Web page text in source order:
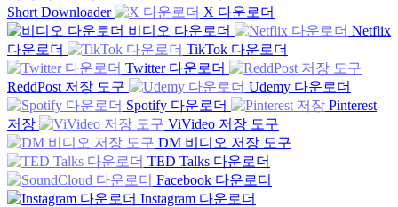
Short Downloader
X 다운로더
비디오 다운로더
Netflix
다운로더
TikTok 다운로더
Twitter 다운로더
ReddPost 저장 도구
Udemy 다운로더
Spotify 다운로더
Pinterest
저장
ViVideo 저장 도구
DM 비디오 저장 도구
TED Talks 다운로더
Facebook 다운로더
Instagram 다운로더